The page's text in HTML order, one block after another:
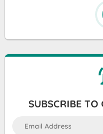
SUBSCRIBE TO